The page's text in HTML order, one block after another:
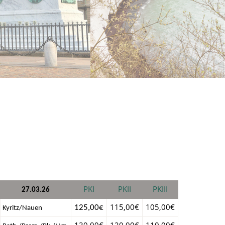
27.03.26 PKI PKII PKIII
Kyritz/Nauen 125,00€ 115,00€ 105,00€